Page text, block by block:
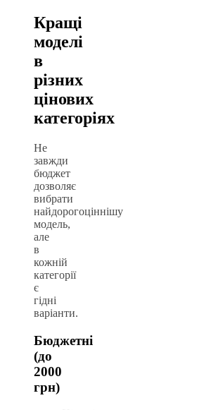
Кращі
моделі
в
різних
цінових
категоріях
Не
завжди
бюджет
дозволяє
вибрати
найдорогоціннішу
модель,
але
в
кожній
категорії
є
гідні
варіанти.
Бюджетні
(до
2000
грн)